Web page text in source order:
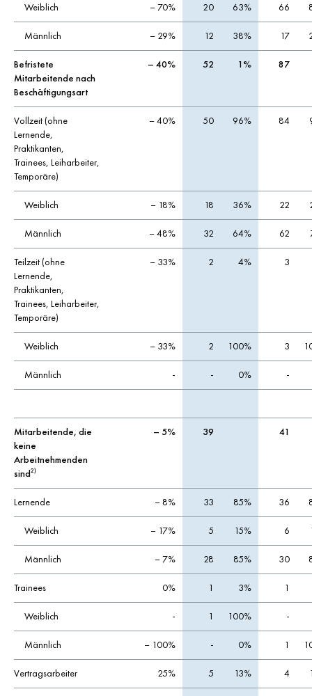
Weiblich – 70% 20 63% 66
Männlich – 29% 12 38% 17
Befristete
Mitarbeitende nach
Beschäftigungsart
– 40% 52 1% 87
Vollzeit (ohne
Lernende,
Praktikanten,
Trainees, Leiharbeiter,
Temporäre)
– 40% 50 96% 84
Weiblich – 18% 18 36% 22
Männlich – 48% 32 64% 62
Teilzeit (ohne
Lernende,
Praktikanten,
Trainees, Leiharbeiter,
Temporäre)
– 33% 2 4% 3
Weiblich – 33% 2 100% 3
Männlich - - 0% -
Mitarbeitende, die
keine
Arbeitnehmenden
sind2)
– 5% 39 41
Lernende – 8% 33 85% 36
Weiblich – 17% 5 15% 6
Männlich – 7% 28 85% 30
Trainees 0% 1 3% 1
Weiblich - 1 100% -
Männlich – 100% - 0% 1
Vertragsarbeiter 25% 5 13% 4